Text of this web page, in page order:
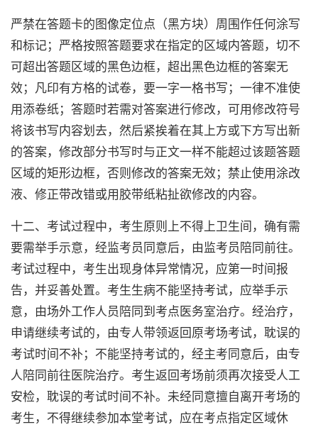
严禁在答题卡的图像定位点（黑方块）周围作任何涂写
和标记；严格按照答题要求在指定的区域内答题，切不
可超出答题区域的黑色边框，超出黑色边框的答案无
效；凡印有方格的试卷，要一字一格书写；一律不准使
用添卷纸；答题时若需对答案进行修改，可用修改符号
将该书写内容划去，然后紧挨着在其上方或下方写出新
的答案，修改部分书写时与正文一样不能超过该题答题
区域的矩形边框，否则修改的答案无效；禁止使用涂改
液、修正带改错或用胶带纸粘扯欲修改的内容。
十二、考试过程中，考生原则上不得上卫生间，确有需
要需举手示意，经监考员同意后，由监考员陪同前往。
考试过程中，考生出现身体异常情况，应第一时间报
告，并妥善处置。考生生病不能坚持考试，应举手示
意，由场外工作人员陪同到考点医务室治疗。经治疗，
申请继续考试的，由专人带领返回原考场考试，耽误的
考试时间不补；不能坚持考试的，经主考同意后，由专
人陪同前往医院治疗。考生返回考场前须再次接受人工
安检，耽误的考试时间不补。未经同意擅自离开考场的
考生，不得继续参加本堂考试，应在考点指定区域休